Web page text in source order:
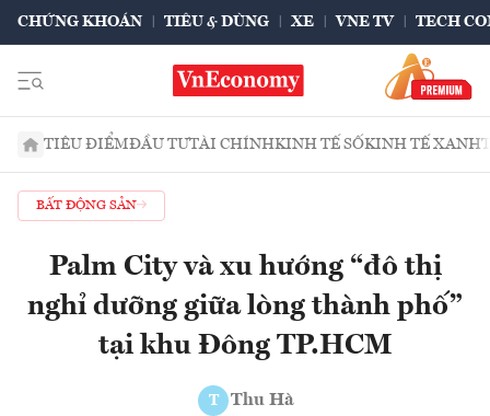
CHỨNG KHOÁN TIÊU & DÙNG XE VNE TV TECH
TIÊU ĐIỂMĐẦU TƯTÀI CHÍNHKINH TẾ SỐKINH TẾ XANH
BẤT ĐỘNG SẢN
Palm City và xu hướng “đô thị
nghỉ dưỡng giữa lòng thành phố”
tại khu Đông TP.HCM
T Thu Hà